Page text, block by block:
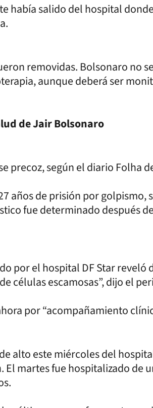
había salido del hospital
removidas. Bolsonaro no
aunque deberá ser
de Jair Bolsonaro
precoz, según el diario Folha
años de prisión por golpismo,
fue determinado después
por el hospital DF Star reveló
células escamosas”, dijo el
por “acompañamiento
alto este miércoles del
martes fue hospitalizado de